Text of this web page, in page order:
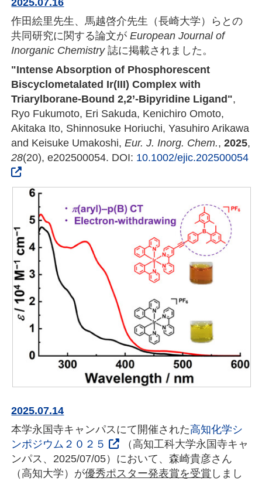
2025.07.16
作田絵里先生、馬越啓介先生（長崎大学）らとの
共同研究に関する論文がEuropean Journal of
Inorganic Chemistry誌に掲載されました。
"Intense Absorption of Phosphorescent
Biscyclometalated Ir(III) Complex with
Triarylborane-Bound 2,2’-Bipyridine Ligand",
Ryo Fukumoto, Eri Sakuda, Kenichiro Omoto,
Akitaka Ito, Shinnosuke Horiuchi, Yasuhiro Arikawa
and Keisuke Umakoshi,Eur. J. Inorg. Chem.,2025,
28(20), e202500054. DOI: 10.1002/ejic.202500054
2025.07.14
本学永国寺キャンパスにて開催された高知化学シ
ンポジウム２０２５
（高知工科大学永国寺キャ
ンパス、2025/07/05）において、森崎貴彦さん
（高知大学）が優秀ポスター発表賞を受賞 しまし